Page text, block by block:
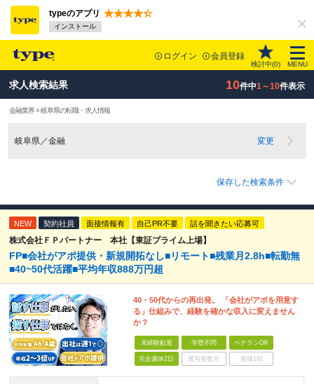
typeのアプリ
インストール
ログイン 会員登録
検討中(0) MENU
求人検索結果 10件中1～10件表示
金融業界 × 岐阜県の転職・求人情報
岐阜県／金融 変更
保存した検索条件
NEW 契約社員 面接情報有 自己PR不要 話を聞きたい応募可
株式会社ＦＰパートナー 本社【東証プライム上場】
FP■会社がアポ提供・新規開拓なし■リモート■残業月2.8h■転勤無
■40~50代活躍■平均年収888万円超
40・50代からの再出発。 「会社がアポを用意す
る」仕組みで、経験を確かな収入に変えません
か？
未経験歓迎 学歴不問 ベテランOK
完全週休2日 賞与複数月 面接1回